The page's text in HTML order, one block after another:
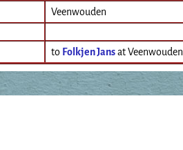
Veenwouden
to Folkjen Jansat Veenwouden